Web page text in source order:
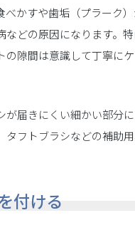
べかすや歯垢（プラーク
などの原因になります。
の隙間は意識して丁寧に
が届きにくい細かい部分
タフトブラシなどの補助
付ける